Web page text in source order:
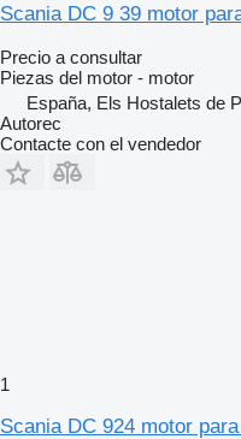
Scania DC 9 39 motor
Precio a consultar
Piezas del motor - motor
España, Els Hostalets de
Autorec
Contacte con el vendedor
1
Scania DC 924 motor